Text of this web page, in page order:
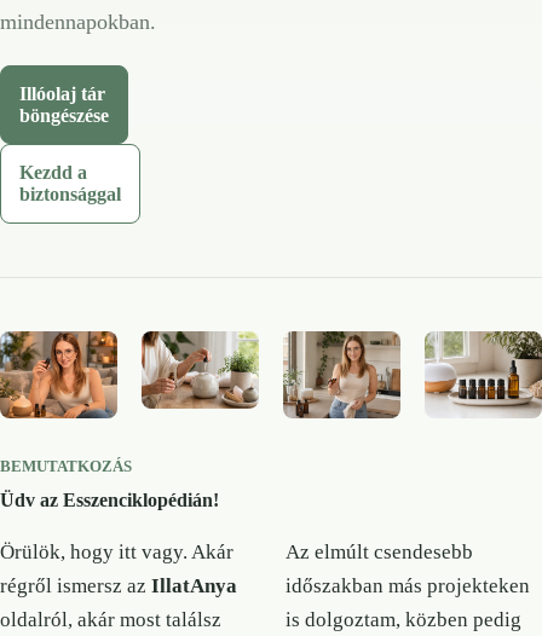
mindennapokban.
Illóolaj tár
böngészése
Kezdd a
biztonsággal
BEMUTATKOZÁS
Üdv az Esszenciklopédián!
Örülök, hogy itt vagy. Akár
régről ismersz az IllatAnya
oldalról, akár most találsz
Az elmúlt csendesebb
időszakban más projekteken
is dolgoztam, közben pedig